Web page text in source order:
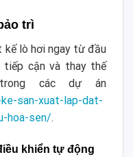
trì
kế lò hơi ngay từ đầu
tiếp cận và thay thế
các dự án
san-xuat-lap-dat-
hoa-sen/.
khiển tự động